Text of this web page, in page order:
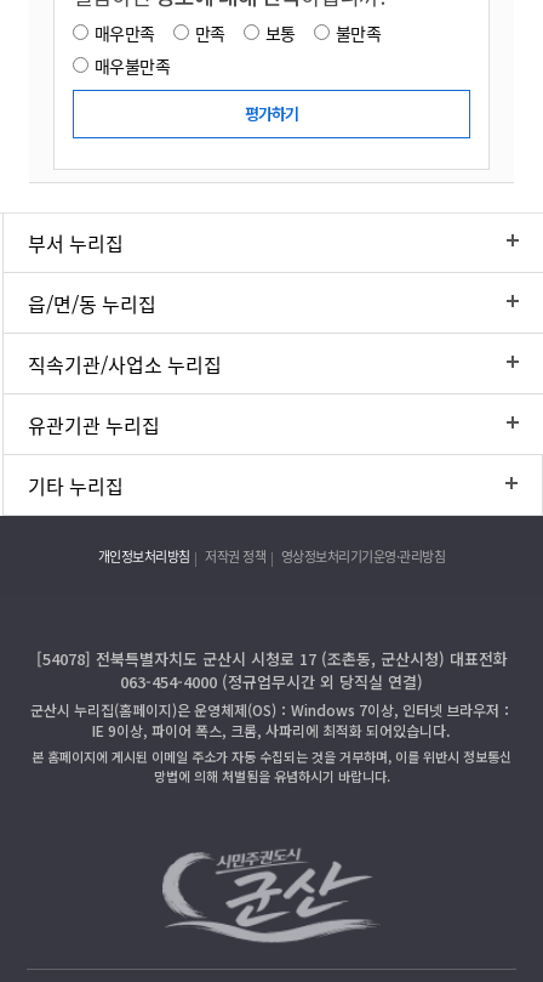
매우만족 만족 보통
불만족
매우불만족
부서 누리집
읍/면/동 누리집
직속기관/사업소 누리집
유관기관 누리집
기타 누리집
개인정보처리방침 저작권 정책 영상정보처리기기운영·관리방침
[54078] 전북특별자치도 군산시 시청로 17 (조촌동, 군산시청) 대표전화
063-454-4000 (정규업무시간 외 당직실 연결)
군산시 누리집(홈페이지)은 운영체제(OS)：Windows 7이상, 인터넷 브라우저：
IE 9이상, 파이어 폭스, 크롬, 사파리에 최적화 되어있습니다.
본 홈페이지에 게시된 이메일 주소가 자동 수집되는 것을 거부하며, 이를 위반시 정보통신
망법에 의해 처벌됨을 유념하시기 바랍니다.